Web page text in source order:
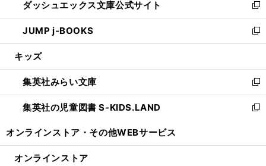
く
ド
ウ
で
開
ィ
ン
ド
ウ
開
く
い
ウ
ィ
ン
ウ
で
開
く
ダッシュエックス文庫公式サイト
新
し
い
ウ
ン
ド
ウ
で
JUMP j-BOOKS
新
し
ウ
ィ
ン
ド
開
キッズ
集英社みらい文庫
新
し
い
ン
集英社の児童図書 S-KIDS.LAND
新
ウ
オンラインストア・ その他WEBサービス
オンラインストア